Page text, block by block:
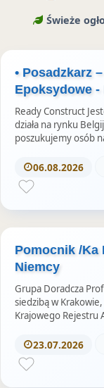
o
o
u
Świeże
• Posadzkarz
Epoksydowe -
Ready Construct
działa na rynku
poszukujemy osób
06.08.2026
Pomocnik /Ka
Niemcy
Grupa Doradcza
siedzibą w
Krajowego Rejestru
23.07.2026